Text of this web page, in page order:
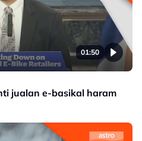
01:50
jualan e-basikal haram